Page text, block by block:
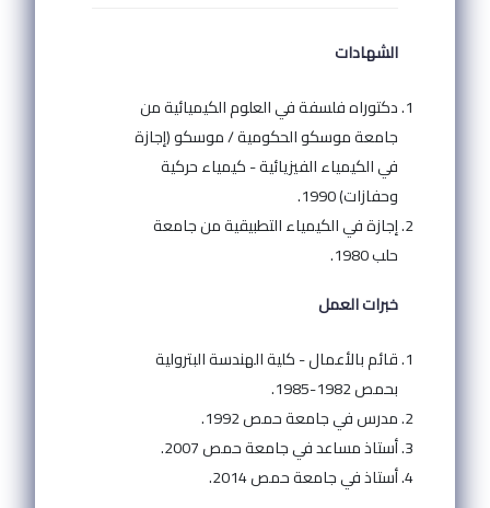
الشهادات
دكتوراه فلسفة في العلوم الكيميائية من
جامعة موسكو الحكومية / موسكو (إجازة
في الكيمياء الفيزيائية - كيمياء حركية
وحفازات) 1990.
إجازة في الكيمياء التطبيقية من جامعة
حلب 1980.
خبرات العمل
قائم بالأعمال - كلية الهندسة البترولية
بحمص 1982-1985.
مدرس في جامعة حمص 1992.
أستاذ مساعد في جامعة حمص 2007.
أستاذ في جامعة حمص 2014.